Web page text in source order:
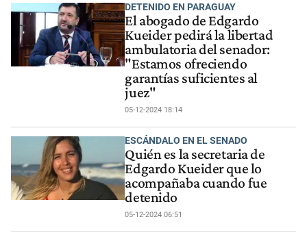
DETENIDO EN PARAGUAY
El abogado de Edgardo
Kueider pedirá la libertad
ambulatoria del senador:
"Estamos ofreciendo
garantías suficientes al
juez"
05-12-2024 18:14
ESCÁNDALO EN EL SENADO
Quién es la secretaria de
Edgardo Kueider que lo
acompañaba cuando fue
detenido
05-12-2024 06:51